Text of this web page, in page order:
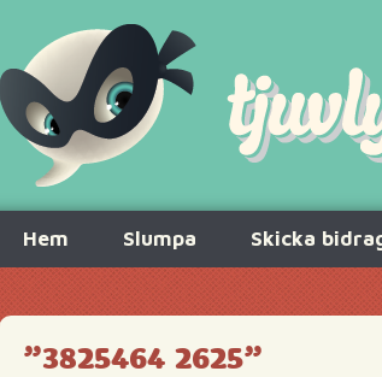
innehåll
Hem Slumpa Skicka
”3825464 2625”